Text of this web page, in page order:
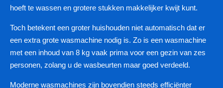
hoeft te wassen en grotere stukken makkelijker kwijt kunt.
Toch betekent een groter huishouden niet automatisch dat er
een extra grote wasmachine nodig is. Zo is een wasmachine
met een inhoud van 8 kg vaak prima voor een gezin van zes
personen, zolang u de wasbeurten maar goed verdeeld.
Moderne wasmachines zijn bovendien steeds efficiënter